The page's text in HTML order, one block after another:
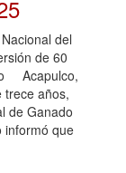
del
de 60
Acapulco,
trece años,
de Ganado
informó que